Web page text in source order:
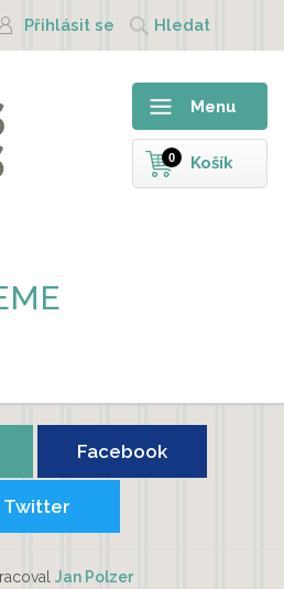
Přihlásit se Hledat
Menu
Košík
0
Facebook
Twitter
Jan Polzer